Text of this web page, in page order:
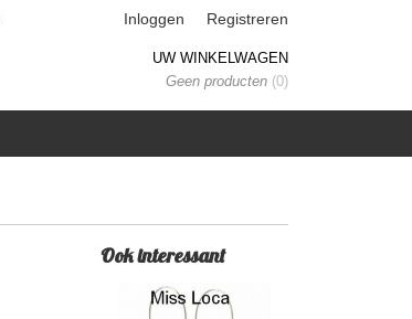
Inloggen Registreren
UW WINKELWAGEN
Geen producten (0)
Ook interessant